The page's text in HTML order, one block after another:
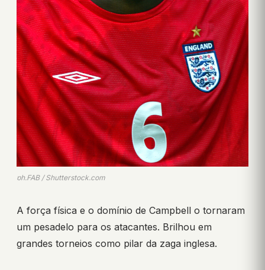
ph.FAB / Shutterstock.com
A força física e o domínio de Campbell o tornaram
um pesadelo para os atacantes. Brilhou em
grandes torneios como pilar da zaga inglesa.